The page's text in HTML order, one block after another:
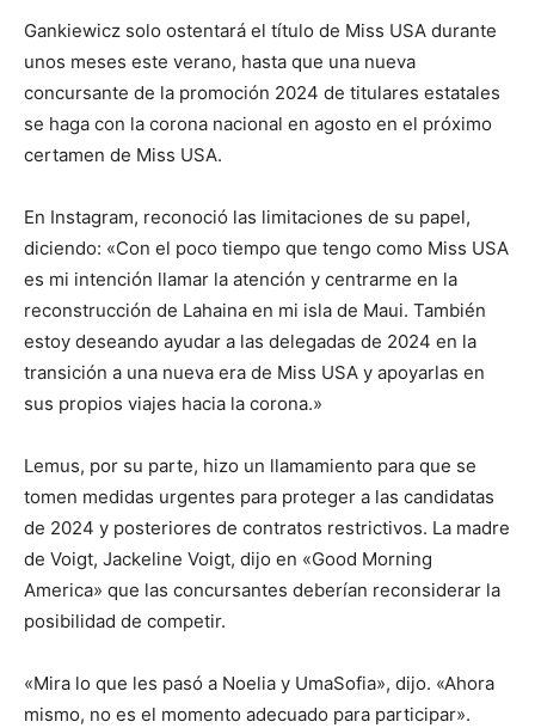
Gankiewicz solo ostentará el título de Miss USA durante
unos meses este verano, hasta que una nueva
concursante de la promoción 2024 de titulares estatales
se haga con la corona nacional en agosto en el próximo
certamen de Miss USA.
En Instagram, reconoció las limitaciones de su papel,
diciendo: «Con el poco tiempo que tengo como Miss USA
es mi intención llamar la atención y centrarme en la
reconstrucción de Lahaina en mi isla de Maui. También
estoy deseando ayudar a las delegadas de 2024 en la
transición a una nueva era de Miss USA y apoyarlas en
sus propios viajes hacia la corona.»
Lemus, por su parte, hizo un llamamiento para que se
tomen medidas urgentes para proteger a las candidatas
de 2024 y posteriores de contratos restrictivos. La madre
de Voigt, Jackeline Voigt, dijo en «Good Morning
America» que las concursantes deberían reconsiderar la
posibilidad de competir.
«Mira lo que les pasó a Noelia y UmaSofia», dijo. «Ahora
mismo, no es el momento adecuado para participar».